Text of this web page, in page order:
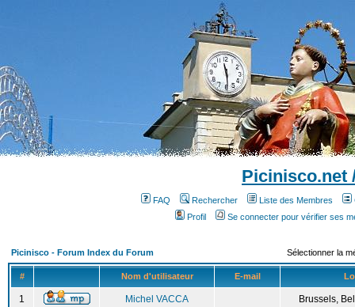
Picinisco.net
FAQ Rechercher Liste des Membres
Profil
Se connecter pour vérifier ses
Picinisco - Forum Index du Forum Sélectionner la
# Nom d'utilisateur E-mail
1 Michel VACCA Brussels,